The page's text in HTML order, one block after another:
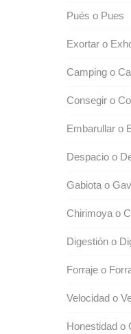
Pués o Pues
Exortar o
Camping o
Consegir o
Embarullar o
Despacio o
Gabiota o
Chirimoya o
Digestión o
Forraje o
Velocidad o
Honestidad o